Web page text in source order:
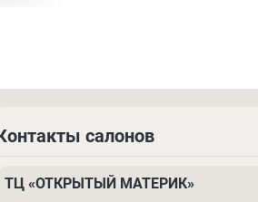
салонов
ТЦ «ОТКРЫТЫЙ МАТЕРИК»